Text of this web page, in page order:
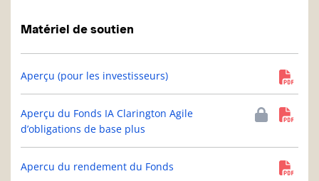
Matériel de soutien
Aperçu (pour les investisseurs)
Aperçu du Fonds IA Clarington Agile
d’obligations de base plus
Apercu du rendement du Fonds